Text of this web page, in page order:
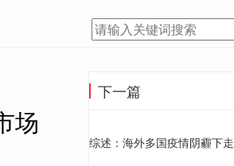
场
下一篇
综述：海外多国疫情阴霾下